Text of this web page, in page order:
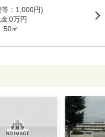
等：1,000円)
金 0万円
㎡